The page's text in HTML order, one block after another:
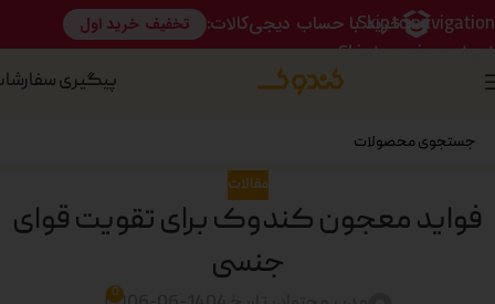
Skip to navigation
Skip to main content
پیگیری
مقالات
فواید معجون کندوک برای تقویت قوای
جنسی
0